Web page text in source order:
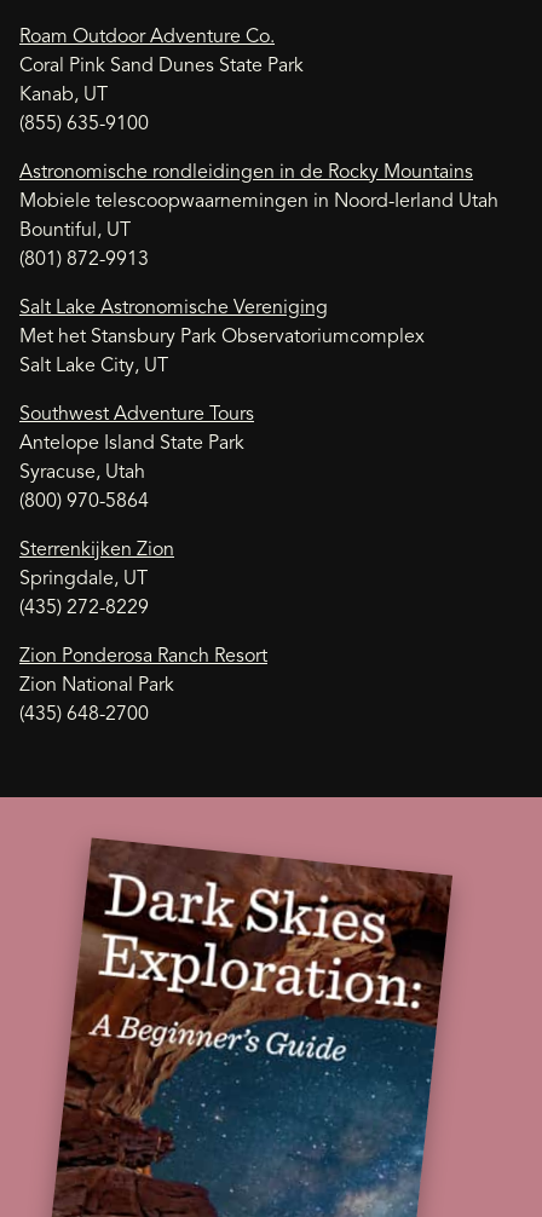
Roam Outdoor Adventure Co.
Coral Pink Sand Dunes State Park
Kanab, UT
(855) 635-9100
Astronomische rondleidingen in de Rocky Mountains
Mobiele telescoopwaarnemingen in Noord-Ierland Utah
Bountiful, UT
(801) 872-9913
Salt Lake Astronomische Vereniging
Met het Stansbury Park Observatoriumcomplex
Salt Lake City, UT
Southwest Adventure Tours
Antelope Island State Park
Syracuse, Utah
(800) 970-5864
Sterrenkijken Zion
Springdale, UT
(435) 272-8229
Zion Ponderosa Ranch Resort
Zion National Park
(435) 648-2700